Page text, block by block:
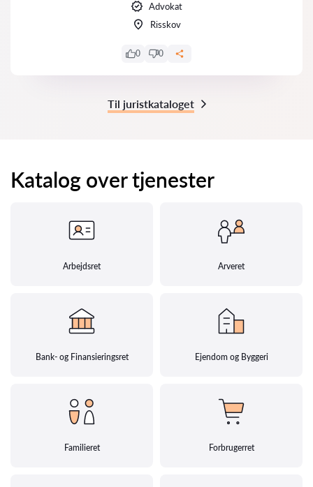
Advokat
Risskov
0 0
Til juristkataloget
Katalog over tjenester
Arbejdsret Arveret
Bank- og Finansieringsret Ejendom og Byggeri
Familieret Forbrugerret